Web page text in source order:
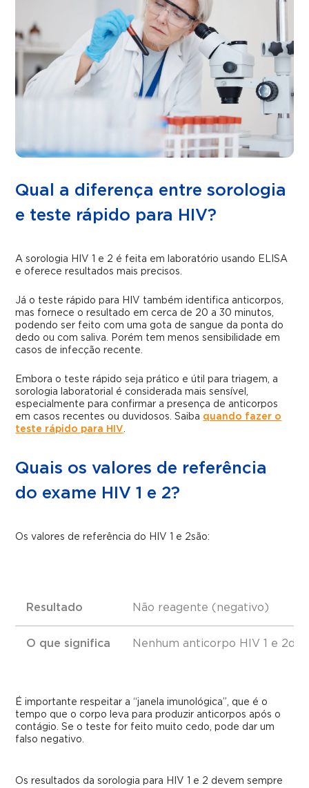
Qual a diferença entre sorologia
e teste rápido para HIV?
A sorologia HIV 1 e 2 é feita em laboratório usando ELISA
e oferece resultados mais precisos.
Já o teste rápido para HIV também identifica anticorpos,
mas fornece o resultado em cerca de 20 a 30 minutos,
podendo ser feito com uma gota de sangue da ponta do
dedo ou com saliva. Porém tem menos sensibilidade em
casos de infecção recente.
Embora o teste rápido seja prático e útil para triagem, a
sorologia laboratorial é considerada mais sensível,
especialmente para confirmar a presença de anticorpos
em casos recentes ou duvidosos. Saiba quando fazer o
teste rápido para HIV
Quais os valores de referência
do exame HIV 1 e 2?
Os valores de referência do HIV 1 e 2são:
Resultado
O que significa
Não reagente (negativo)
Nenhum anticorpo HIV 1 e
É importante respeitar a “janela imunológica”, que é o
tempo que o corpo leva para produzir anticorpos após o
contágio. Se o teste for feito muito cedo, pode dar um
falso negativo.
Os resultados da sorologia para HIV 1 e 2 devem sempre